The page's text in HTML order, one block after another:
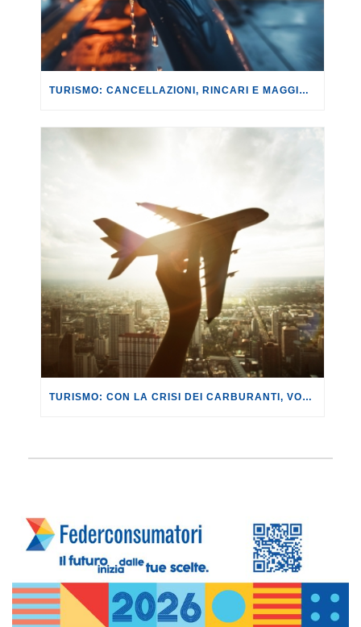
TURISMO: CANCELLAZIONI, RINCARI E MAGGIORAZIONI DI VOLI E PRENOTAZIONI.
TURISMO: CON LA CRISI DEI CARBURANTI, VOLI A RISCHIO CANCELLAZIONE O RINCARO.